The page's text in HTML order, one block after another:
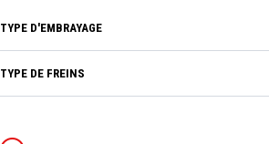
TYPE D'EMBRAYAGE
TYPE DE FREINS